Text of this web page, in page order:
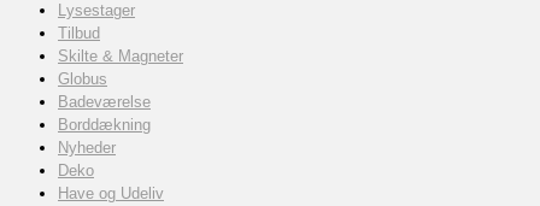
Lysestager
Tilbud
Skilte & Magneter
Globus
Badeværelse
Borddækning
Nyheder
Deko
Have og Udeliv